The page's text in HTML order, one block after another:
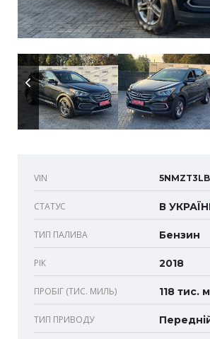
VIN
СТАТУС В
ТИП ПАЛИВА Бензин
РІК 2018
ПРОБІГ (ТИС. МИЛЬ) 118 тис.
ТИП ПРИВОДУ